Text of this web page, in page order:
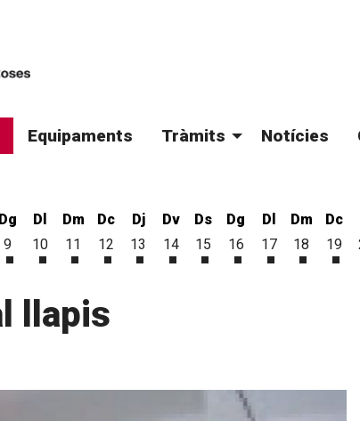
Equipaments Tràmits Notícies
7 d'agost
8 d'agost
Dg
9
Diumenge 9 d'agost
Dl
10
Dilluns 10 d'agost
Dm
11
Dimarts 11 d'agost
Dc
12
Dimecres 12 d'agost
Dj
13
Dijous 13 d'agost
Dv
14
Divendres 14 d'agost
Ds
15
Dissabte 15 d'agost
Dg
16
Diumenge 16
Dl
17
Dilluns 17
Dm
18
Dimarts
Dc
19
llapis